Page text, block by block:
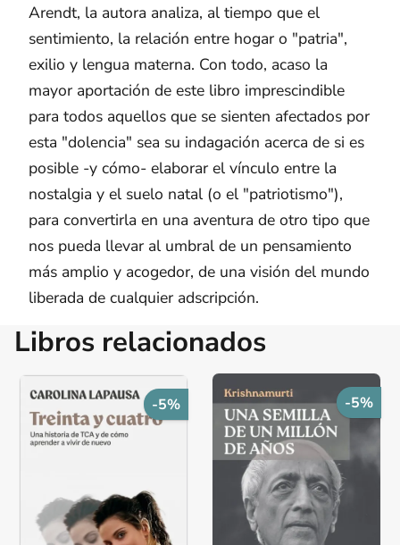
Arendt, la autora analiza, al tiempo que el
sentimiento, la relación entre hogar o "patria",
exilio y lengua materna. Con todo, acaso la
mayor aportación de este libro imprescindible
para todos aquellos que se sienten afectados por
esta "dolencia" sea su indagación acerca de si es
posible -y cómo- elaborar el vínculo entre la
nostalgia y el suelo natal (o el "patriotismo"),
para convertirla en una aventura de otro tipo que
nos pueda llevar al umbral de un pensamiento
más amplio y acogedor, de una visión del mundo
liberada de cualquier adscripción.
Libros relacionados
-5% -5%